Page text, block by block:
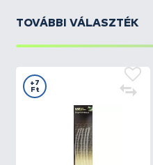
TOVÁBBI VÁLASZTÉK
+7
Ft